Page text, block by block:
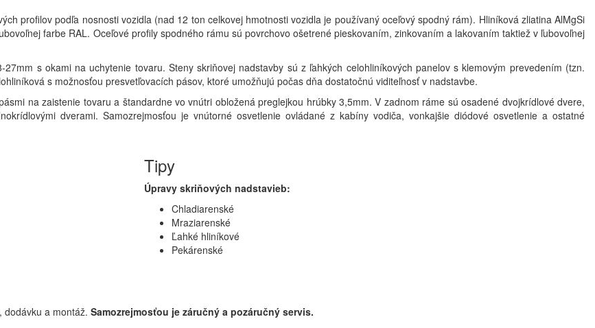
profilov podľa nosnosti vozidla (nad 12 ton celkovej hmotnosti vozidla je používaný oceľový spodný rám). Hliníková zliatina AlMgSi
farbe RAL. Oceľové profily spodného rámu sú povrchovo ošetrené pieskovaním, zinkovaním a lakovaním taktiež v ľubovoľnej
s okami na uchytenie tovaru. Steny skriňovej nadstavby sú z ľahkých celohliníkových panelov s klemovým prevedením (tzn.
s možnosťou presvetľovacích pásov, ktoré umožňujú počas dňa dostatočnú viditeľnosť v nadstavbe.
na zaistenie tovaru a štandardne vo vnútri obložená preglejkou hrúbky 3,5mm. V zadnom ráme sú osadené dvojkrídlové dvere,
dverami. Samozrejmosťou je vnútorné osvetlenie ovládané z kabíny vodiča, vonkajšie diódové osvetlenie a ostatné
Tipy
Úpravy skriňových nadstavieb:
Chladiarenské
Mraziarenské
Ľahké hliníkové
Pekárenské
dodávku a montáž. Samozrejmosťou je záručný a pozáručný servis.